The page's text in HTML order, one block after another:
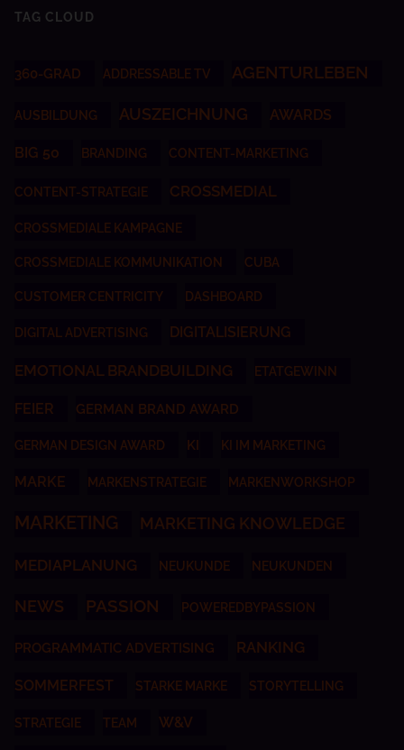
TAG CLOUD
360-GRAD ADDRESSABLE TV AGENTURLEBEN
AUSBILDUNG AUSZEICHNUNG AWARDS
BIG 50 BRANDING CONTENT-MARKETING
CONTENT-STRATEGIE CROSSMEDIAL
CROSSMEDIALE KAMPAGNE
CROSSMEDIALE KOMMUNIKATION CUBA
CUSTOMER CENTRICITY DASHBOARD
DIGITAL ADVERTISING DIGITALISIERUNG
EMOTIONAL BRANDBUILDING ETATGEWINN
FEIER GERMAN BRAND AWARD
GERMAN DESIGN AWARD KI KI IM MARKETING
MARKE MARKENSTRATEGIE MARKENWORKSHOP
MARKETING MARKETING KNOWLEDGE
MEDIAPLANUNG NEUKUNDE NEUKUNDEN
NEWS PASSION POWEREDBYPASSION
PROGRAMMATIC ADVERTISING RANKING
SOMMERFEST STARKE MARKE STORYTELLING
STRATEGIE TEAM W&V